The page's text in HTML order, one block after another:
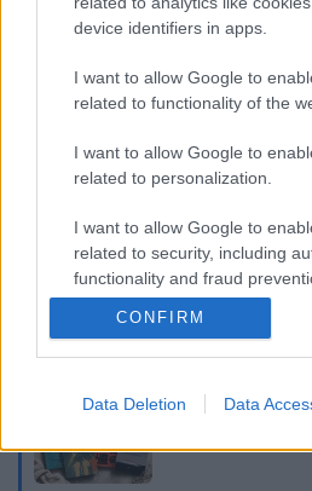
device identifiers in apps.
I want to allow Google to
related to functionality of the
I want to allow Google to
related to personalization.
I want to allow Google to
related to security, including
functionality and fraud
user protection.
CONFIRM
Data Deletion Data
ΕΘΝΟΣ θα παρεμβαίνει και τα
διαγράφονται
Διαβάστε ακόμη
Ξεφυλλίζοντας...